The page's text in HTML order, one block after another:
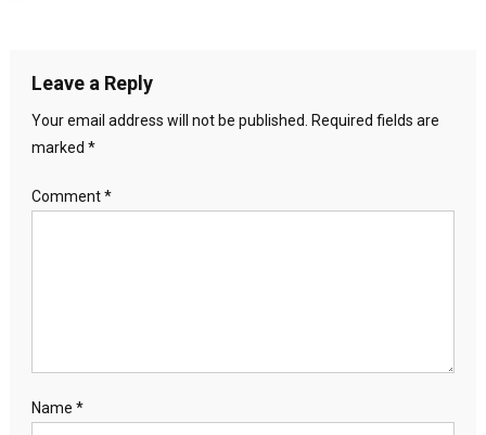
Leave a Reply
Your email address will not be published. Required fields are
marked *
Comment*
Name *